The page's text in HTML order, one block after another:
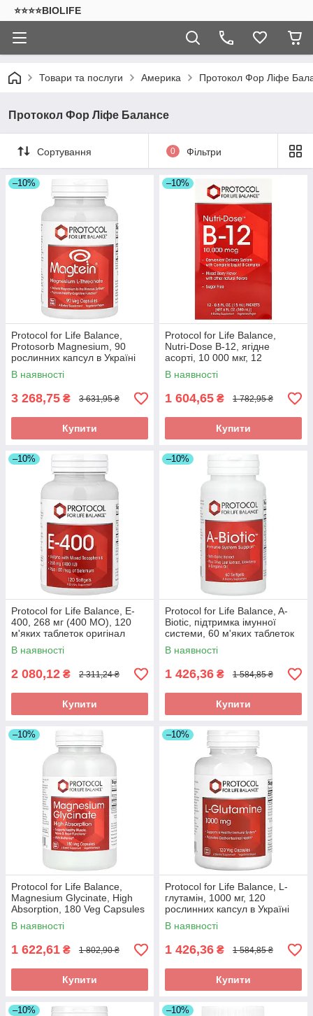
⭐⭐⭐⭐BIOLIFE
Товари та послуги Америка Протокол Фор Ліфе
Протокол Фор Ліфе Балансе
Сортування 0 Фільтри
–10%
Protocol for Life Balance,
Protosorb Magnesium, 90
рослинних капсул в Україні
оригінал
В наявності
3 268,75 ₴ 3 631,95 ₴
Купити
–10%
Protocol for Life Balance,
Nutri-Dose B-12, ягідне
асорті, 10 000 мкг, 12
флаконів по 15 мл (0,5 рідк.
В наявності
1 604,65 ₴ 1 782,95 ₴
Купити
–10%
Protocol for Life Balance, E-
400, 268 мг (400 МО), 120
м'яких таблеток оригінал
В наявності
2 080,12 ₴ 2 311,24 ₴
Купити
–10%
Protocol for Life Balance, A-
Biotic, підтримка імунної
системи, 60 м'яких таблеток
В наявності
1 426,36 ₴ 1 584,85 ₴
Купити
–10%
Protocol for Life Balance,
Magnesium Glycinate, High
Absorption, 180 Veg Capsules
оригінал
В наявності
1 622,61 ₴ 1 802,90 ₴
Купити
–10%
Protocol for Life Balance, L-
глутамін, 1000 мг, 120
рослинних капсул в Україні
оригінал
В наявності
1 426,36 ₴ 1 584,85 ₴
Купити
–10% –10%